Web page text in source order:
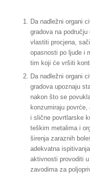
Da nadležni organi
gradova na
vlastiti procjena,
opasnosti po ljude i
tim koji će vršiti
Da nadležni organi
gradova upoznaju
nakon što se
konzumiraju
i slične povrtlarske
teškim metalima i
širenja zaraznih
adekvatna
aktivnosti provoditi
zavodima za